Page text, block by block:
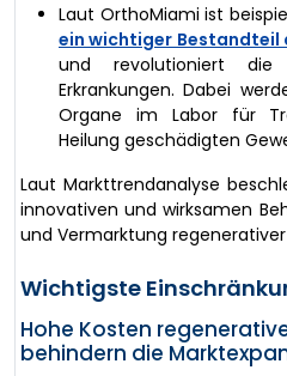
Laut OrthoMiami ist
ein wichtiger Bestandteil
und revolutioniert die
Erkrankungen. Dabei
Organe im Labor für
Heilung geschädigten
Laut Markttrendanalyse
innovativen und wirksamen
und Vermarktung
Wichtigste
Hohe Kosten
behindern die